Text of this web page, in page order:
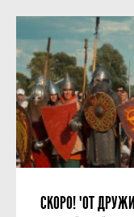
СКОРО! "ОТ